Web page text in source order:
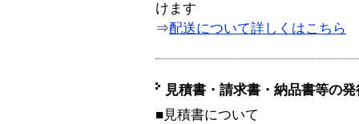
けます
⇒配送について詳しくはこちら
見積書・請求書・納品書等の
■見積書について